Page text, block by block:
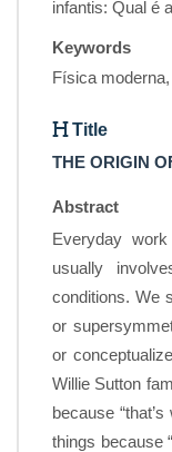
infantis: Qual é
Keywords
Física
Title
THE ORIGIN
Abstract
Everyday
usually
conditions. We
or
or
Willie Sutton
because
things because